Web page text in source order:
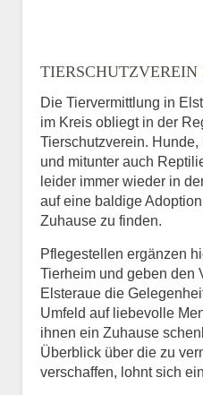
Die Tiervermittlung in
im Kreis obliegt in der
Tierschutzverein.
und mitunter auch
leider immer wieder in
auf eine baldige
Zuhause zu finden.
Pflegestellen ergänzen
Tierheim und geben den
Elsteraue die
Umfeld auf liebevolle
ihnen ein Zuhause
Überblick über die zu
verschaffen, lohnt sich